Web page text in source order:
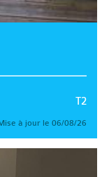
T2
à jour le 06/08/26